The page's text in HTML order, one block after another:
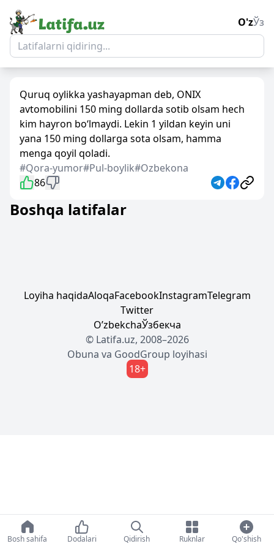
O'zЎз
Quruq oylikka yashayapman deb, ONIX
avtomobilini 150 ming dollarda sotib olsam hech
kim hayron bo‘lmaydi. Lekin 1 yildan keyin uni
yana 150 ming dollarga sota olsam, hamma
menga qoyil qoladi.
#Qora-yumor#Pul-boylik#Ozbekona
86
Boshqa latifalar
Loyiha haqidaAloqaFacebookInstagramTelegram
Twitter
OʼzbekchaЎзбекча
© Latifa.uz, 2008–2026
Obuna va GoodGroup loyihasi
18+
Bosh sahifa Dodalari Qidirish Ruknlar Qo'shish